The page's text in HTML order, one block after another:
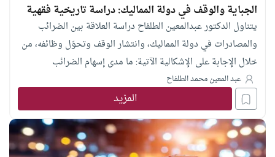
الجباية والوقف في دولة المماليك: دراسة تاريخية فقهية
يتناول الدكتور عبدالمعين الطلفاح دراسة العلاقة بين الضرائب
والمصادرات في دولة المماليك، وانتشار الوقف وتحوّل وظائفه، من
خلال الإجابة على الإشكالية الآتية: ما مدى إسهام الضرائب
والمصادرات في دولة المماليك في انتشار الوقف وتطوّر نظامه، ولا
سيما الوقف الذري والمختلط؟
عبد المعين محمد الطلفاح
المزيد